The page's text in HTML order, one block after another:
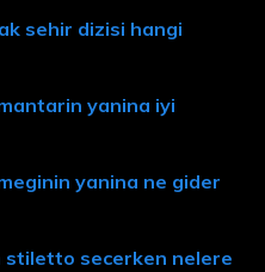
sehir dizisi hangi
yanina iyi
yanina ne gider
stiletto secerken nelere